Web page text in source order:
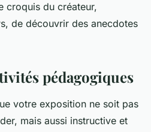
croquis du créateur,
de découvrir des anecdotes
pédagogiques
votre exposition ne soit pas
mais aussi instructive et